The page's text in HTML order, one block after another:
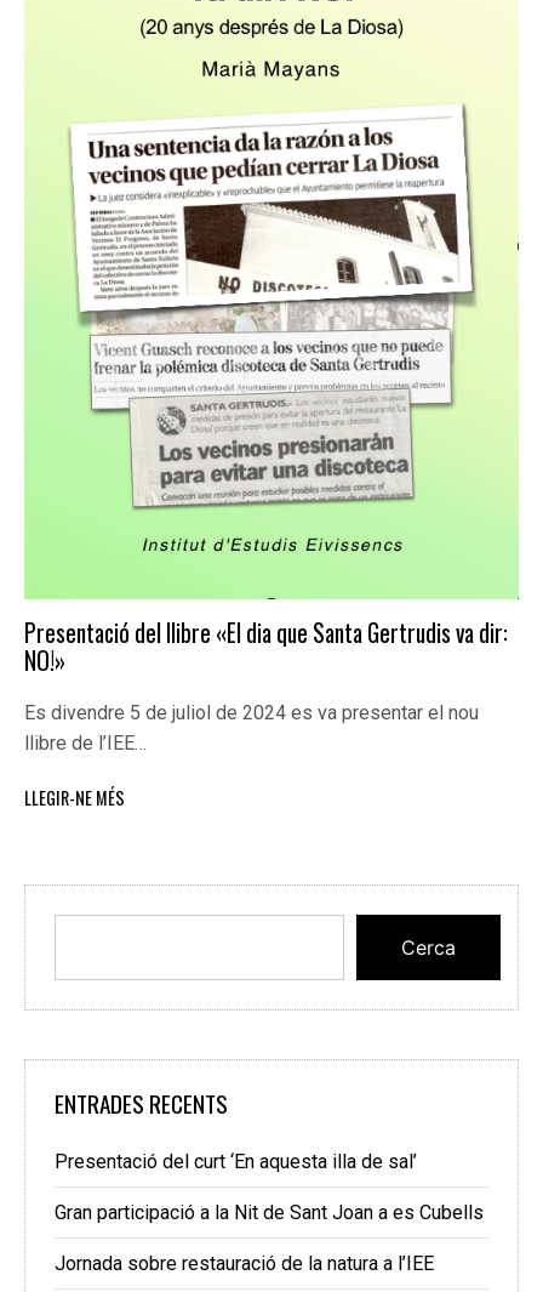
Presentació del llibre «El dia que Santa Gertrudis va dir:
NO!»
Es divendre 5 de juliol de 2024 es va presentar el nou
llibre de l’IEE…
LLEGIR-NE MÉS
Cerca
ENTRADES RECENTS
Presentació del curt ‘En aquesta illa de sal’
Gran participació a la Nit de Sant Joan a es Cubells
Jornada sobre restauració de la natura a l’IEE